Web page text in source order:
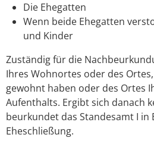
Die Ehegatten
Wenn beide Ehegatten
und Kinder
Zuständig für die
Ihres Wohnortes oder des
gewohnt haben oder des Ortes
Aufenthalts. Ergibt sich danach
beurkundet das Standesamt I in
Eheschließung.